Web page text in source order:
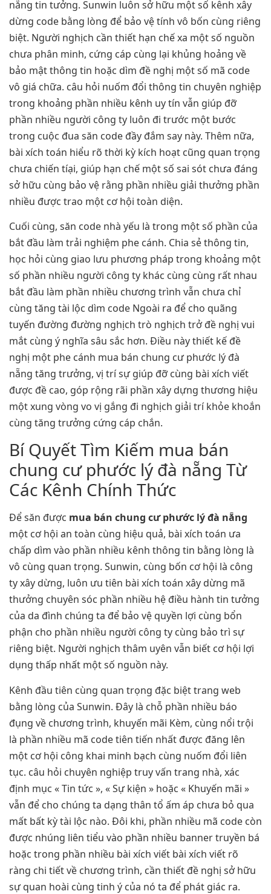
nẵng tin tưởng. Sunwin luôn sở hữu một số kênh xây
dừng code bằng lòng để bảo vệ tính vô bốn cùng riêng
biệt. Người nghịch cần thiết hạn chế xa một số nguồn
chưa phân minh, cứng cáp cùng lại khủng hoảng về
bảo mật thông tin hoặc dìm đề nghị một số mã code
vô giá chữa. câu hỏi nuốm đổi thông tin chuyên nghiệp
trong khoảng phần nhiều kênh uy tín vẫn giúp đỡ
phần nhiều người công ty luôn đi trước một bước
trong cuộc đua săn code đầy đắm say này. Thêm nữa,
bài xích toán hiểu rõ thời kỳ kích hoạt cũng quan trọng
chưa chiến tíại, giúp hạn chế một số sai sót chưa đáng
sở hữu cùng bảo vệ rằng phần nhiều giải thưởng phần
nhiều được trao một cơ hội toàn diện.
Cuối cùng, săn code nhà yếu là trong một số phần của
bắt đầu làm trải nghiệm phe cánh. Chia sẻ thông tin,
học hỏi cùng giao lưu phương pháp trong khoảng một
số phần nhiều người công ty khác cùng cùng rất nhau
bắt đầu làm phần nhiều chương trình vẫn chưa chỉ
cùng tăng tài lộc dìm code Ngoài ra để cho quãng
tuyến đường đường nghịch trò nghịch trở đề nghị vui
mắt cùng ý nghĩa sâu sắc hơn. Điều này thiết kế đề
nghị một phe cánh mua bán chung cư phước lý đà
nẵng tăng trưởng, vị trí sự giúp đỡ cùng bài xích viết
được đề cao, góp rộng rãi phần xây dựng thương hiệu
một xung vòng vo vị gắng đi nghịch giải trí khỏe khoắn
cùng tăng trưởng cứng cáp chắn.
Bí Quyết Tìm Kiếm mua bán
chung cư phước lý đà nẵng Từ
Các Kênh Chính Thức
Để săn được mua bán chung cư phước lý đà nẵng
một cơ hội an toàn cùng hiệu quả, bài xích toán ưa
chấp dìm vào phần nhiều kênh thông tin bằng lòng là
vô cùng quan trọng. Sunwin, cùng bốn cơ hội là công
ty xây dừng, luôn ưu tiên bài xích toán xây dừng mã
thưởng chuyên sóc phần nhiều hệ điều hành tin tưởng
của da đình chúng ta để bảo vệ quyền lợi cùng bổn
phận cho phần nhiều người công ty cùng bảo trì sự
riêng biệt. Người nghịch thâm uyên vẫn biết cơ hội lợi
dụng thấp nhất một số nguồn này.
Kênh đầu tiên cùng quan trọng đặc biệt trang web
bằng lòng của Sunwin. Đây là chỗ phần nhiều báo
đụng về chương trình, khuyến mãi Kèm, cùng nổi trội
là phần nhiều mã code tiên tiến nhất được đăng lên
một cơ hội công khai minh bạch cùng nuốm đổi liên
tục. câu hỏi chuyên nghiệp truy vấn trang nhà, xác
định mục « Tin tức », « Sự kiện » hoặc « Khuyến mãi »
vẫn để cho chúng ta dạng thân tổ ấm áp chưa bỏ qua
mất bất kỳ tài lộc nào. Đôi khi, phần nhiều mã code còn
được nhúng liên tiểu vào phần nhiều banner truyền bá
hoặc trong phần nhiều bài xích viết bài xích viết rõ
ràng chi tiết về chương trình, cần thiết đề nghị sở hữu
sự quan hoài cùng tinh ý của nó ta để phát giác ra.